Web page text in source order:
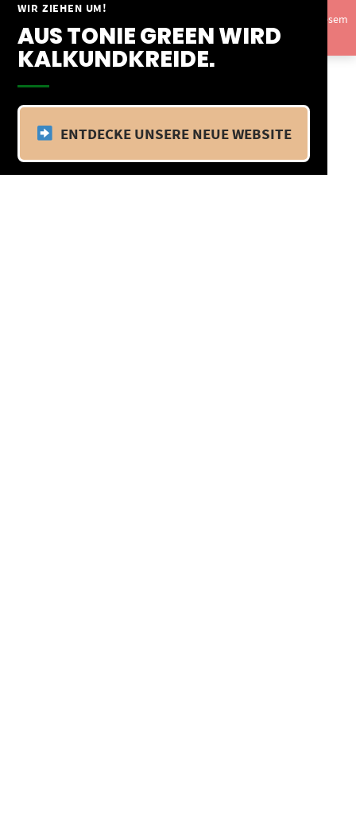
WIR ZIEHEN UM!
AUS TONIE GREEN WIRD
KALKUNDKREIDE.
ENTDECKE UNSERE NEUE WEBSITE
Springe
Inhalt
Vom 09.04.25 - 20.04.25 befinden wir uns im Betriebsurlaub. In diesem
Zeitraum findet kein Versand statt.Ausblenden